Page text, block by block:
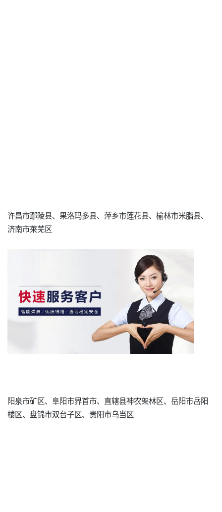
许昌市鄢陵县、果洛玛多县、萍乡市莲花县、榆林市米脂县、
济南市莱芜区
阳泉市矿区、阜阳市界首市、直辖县神农架林区、岳阳市岳阳
楼区、盘锦市双台子区、贵阳市乌当区